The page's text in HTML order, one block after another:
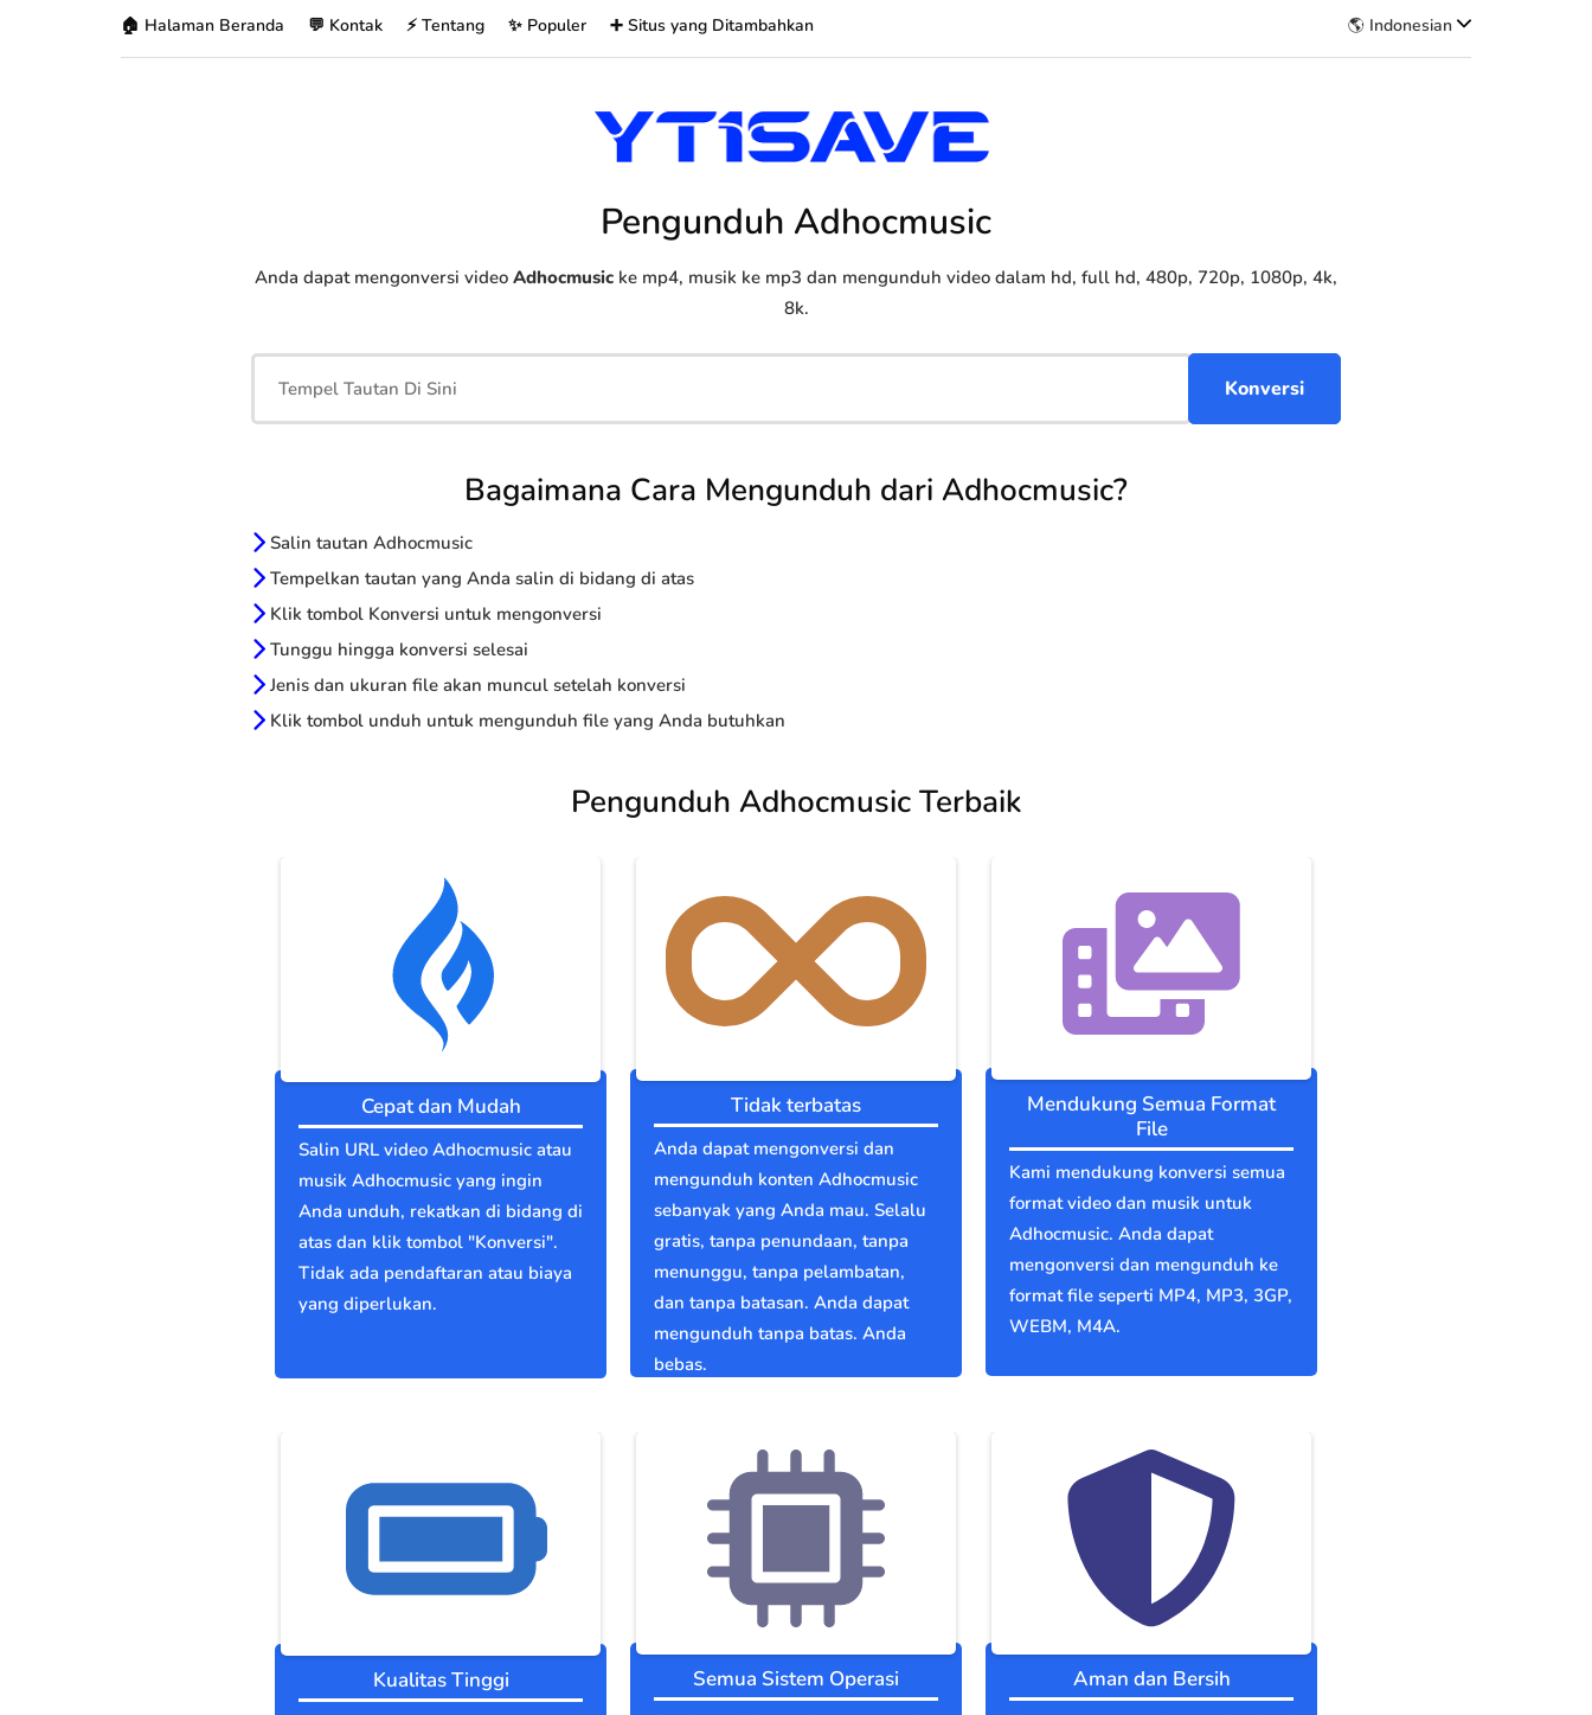
🏠 Halaman Beranda 💬 Kontak ⚡ Tentang ✨ Populer ➕ Situs yang Ditambahkan 🌎 Indonesian
Pengunduh Adhocmusic
Anda dapat mengonversi video Adhocmusic ke mp4, musik ke mp3 dan mengunduh video dalam hd, full hd, 480p, 720p, 1080p, 4k,
8k.
Bagaimana Cara Mengunduh dari Adhocmusic?
Salin tautan Adhocmusic
Tempelkan tautan yang Anda salin di bidang di atas
Klik tombol Konversi untuk mengonversi
Tunggu hingga konversi selesai
Jenis dan ukuran file akan muncul setelah konversi
Klik tombol unduh untuk mengunduh file yang Anda butuhkan
Pengunduh Adhocmusic Terbaik
Cepat dan Mudah
Salin URL video Adhocmusic atau
musik Adhocmusic yang ingin
Anda unduh, rekatkan di bidang di
atas dan klik tombol "Konversi".
Tidak ada pendaftaran atau biaya
yang diperlukan.
Tidak terbatas
Anda dapat mengonversi dan
mengunduh konten Adhocmusic
sebanyak yang Anda mau. Selalu
gratis, tanpa penundaan, tanpa
menunggu, tanpa pelambatan,
dan tanpa batasan. Anda dapat
mengunduh tanpa batas. Anda
bebas.
Mendukung Semua Format
File
Kami mendukung konversi semua
format video dan musik untuk
Adhocmusic. Anda dapat
mengonversi dan mengunduh ke
format file seperti MP4, MP3, 3GP,
WEBM, M4A.
Kualitas Tinggi Semua Sistem Operasi Aman dan Bersih